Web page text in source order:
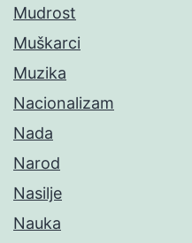
Mudrost
Muškarci
Muzika
Nacionalizam
Nada
Narod
Nasilje
Nauka